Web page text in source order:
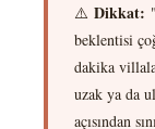
⚠️ Dikkat:
beklentisi
dakika
uzak ya da
açısından